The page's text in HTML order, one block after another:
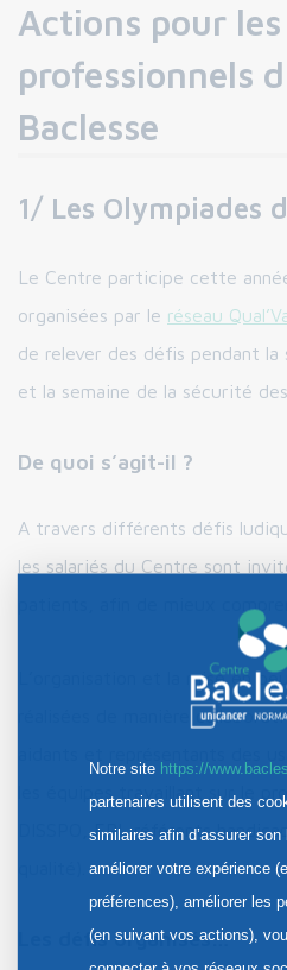
Actions pour les
professionnels
Baclesse
1/ Les Olympiades
Le Centre participe cette
organisées par le réseau
de relever des défis pendant
et la semaine de la sécurité
De quoi s’agit-il ?
A travers différents défis
les salariés du Centre sont
patients, afin de mieux
L’organisation et la mise en
réalisées de manière
les équipes travaillant sur le
DISSPO, ERI, référents
Les défis organisés…
Notre site https://
partenaires utilisent des
similaires afin d’assurer son
améliorer votre expérience
préférences), améliorer les
(en suivant vos actions),